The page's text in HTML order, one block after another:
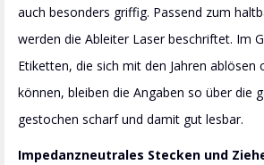
auch besonders griffig. Passend zum
werden die Ableiter Laser beschriftet. Im
Etiketten, die sich mit den Jahren ablösen
können, bleiben die Angaben so über die
gestochen scharf und damit gut lesbar.
Impedanzneutrales Stecken und